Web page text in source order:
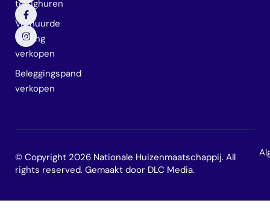
terughuren
Verhuurde
woning
verkopen
Beleggingspand
verkopen
© Copyright 2026 Nationale Huizenmaatschappij. All
rights reserved. Gemaakt door DLC Media.